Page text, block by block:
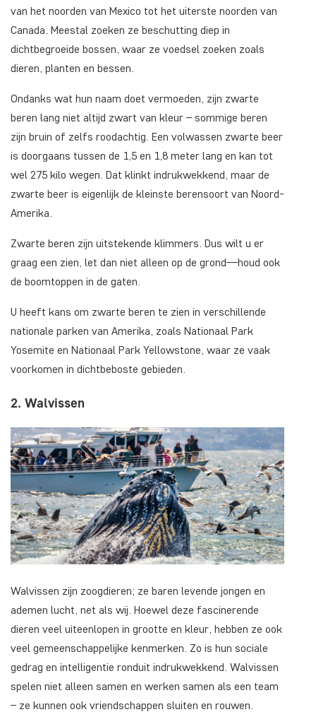
van het noorden van Mexico tot het uiterste noorden van
Canada. Meestal zoeken ze beschutting diep in
dichtbegroeide bossen, waar ze voedsel zoeken zoals
dieren, planten en bessen.
Ondanks wat hun naam doet vermoeden, zijn zwarte
beren lang niet altijd zwart van kleur – sommige beren
zijn bruin of zelfs roodachtig. Een volwassen zwarte beer
is doorgaans tussen de 1,5 en 1,8 meter lang en kan tot
wel 275 kilo wegen. Dat klinkt indrukwekkend, maar de
zwarte beer is eigenlijk de kleinste berensoort van Noord-
Amerika.
Zwarte beren zijn uitstekende klimmers. Dus wilt u er
graag een zien, let dan niet alleen op de grond—houd ook
de boomtoppen in de gaten.
U heeft kans om zwarte beren te zien in verschillende
nationale parken van Amerika, zoals Nationaal Park
Yosemite en Nationaal Park Yellowstone, waar ze vaak
voorkomen in dichtbeboste gebieden.
2. Walvissen
Walvissen zijn zoogdieren; ze baren levende jongen en
ademen lucht, net als wij. Hoewel deze fascinerende
dieren veel uiteenlopen in grootte en kleur, hebben ze ook
veel gemeenschappelijke kenmerken. Zo is hun sociale
gedrag en intelligentie ronduit indrukwekkend. Walvissen
spelen niet alleen samen en werken samen als een team
– ze kunnen ook vriendschappen sluiten en rouwen.